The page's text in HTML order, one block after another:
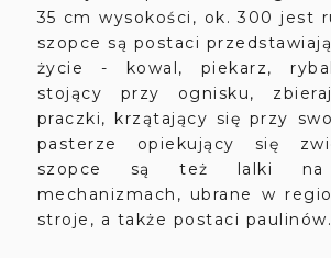
35 cm wysokości, ok. 300 jest
szopce są postaci
życie - kowal, piekarz,
stojący przy ognisku,
praczki, krzątający się przy
pasterze opiekujący się
szopce są też lalki na
mechanizmach, ubrane w
stroje, a także postaci paulinów.